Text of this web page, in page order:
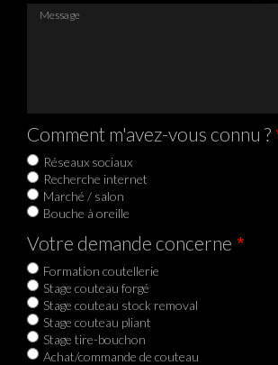
Message
Comment m'avez-vous connu ?
Réseaux sociaux
Recherche internet
Marché / salon
Bouche à oreille
Votre demande concerne
Formation coutellerie
Stage couteau forgé
Stage couteau stock removal
Stage couteau pliant
Stage tire-bouchon
Achat/commande de couteau